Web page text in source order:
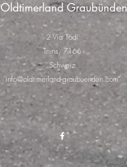
Oldtimerland Graubünden
2 Via Tödi
Truns, 7166
Schweiz
info@oldtimerland-graubuenden.com